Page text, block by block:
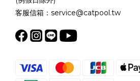
客服信箱：service@catpool.tw